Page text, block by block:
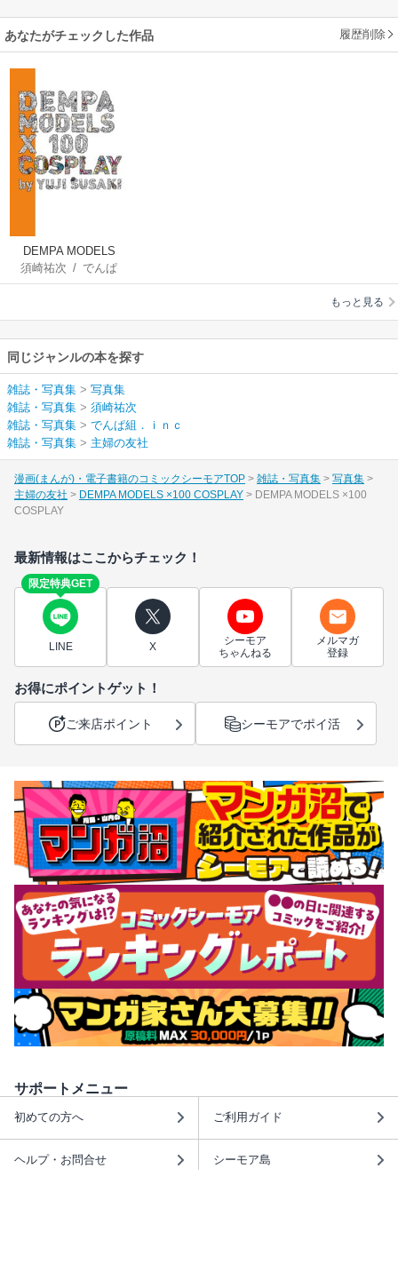
あなたがチェックした作品 履歴削除
DEMPA MODELS
×100 COSPLAY
須崎祐次 / でんぱ
組．ｉｎｃ
もっと見る
同じジャンルの本を探す
雑誌・写真集 > 写真集
雑誌・写真集 > 須崎祐次
雑誌・写真集 > でんぱ組．ｉｎｃ
雑誌・写真集 > 主婦の友社
漫画(まんが)・電子書籍のコミックシーモアTOP 雑誌・写真集
写真集
主婦の友社
DEMPA MODELS ×100 COSPLAY
DEMPA MODELS ×100
COSPLAY
最新情報はここからチェック！
限定特典GET
LINE X
シーモア
ちゃんねる
メルマガ
登録
お得にポイントゲット！
ご来店ポイント シーモアでポイ活
サポートメニュー
初めての方へ ご利用ガイド
ヘルプ・お問合せ シーモア島